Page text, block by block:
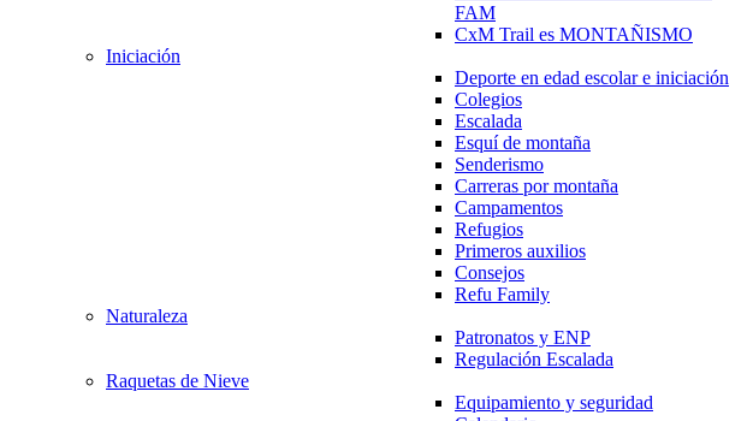
FAM
CxM Trail es MONTAÑISMO
Iniciación
Deporte en edad escolar e iniciación
Colegios
Escalada
Esquí de montaña
Senderismo
Carreras por montaña
Campamentos
Refugios
Primeros auxilios
Consejos
Refu Family
Naturaleza
Patronatos y ENP
Regulación Escalada
Raquetas de Nieve
Equipamiento y seguridad